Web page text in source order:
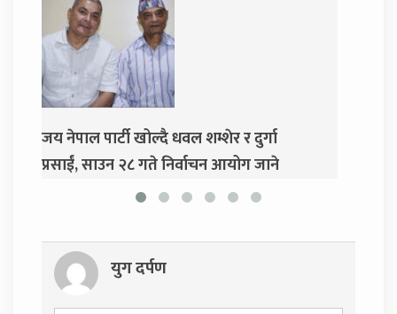
र दुर्गा
आयोग जाने
दुर्गा प्रसाईंलाई रिहा गर्न अदालतको आदेश
युग दर्पण